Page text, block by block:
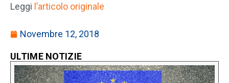
Leggi l’articolo originale
Novembre 12, 2018
ULTIME NOTIZIE